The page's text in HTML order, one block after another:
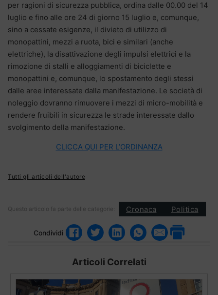
per ragioni di sicurezza pubblica, ordina dalle 00.00 del 14
luglio e fino alle ore 24 di giorno 15 luglio e, comunque,
sino a cessate esigenze, il divieto di utilizzo di
monopattini, mezzi a ruota, bici e similari (anche
elettriche), la disattivazione degli impulsi elettrici e la
rimozione di stalli e alloggiamenti di biciclette e
monopattini e, comunque, lo spostamento degli stessi
dalle aree interessate dalla manifestazione. Le società di
noleggio dovranno rimuovere i mezzi di micro-mobilità e
rendere fruibili in sicurezza le strade interessate dallo
svolgimento della manifestazione.
CLICCA QUI PER L’ORDINANZA
Tutti gli articoli dell'autore
Questo articolo fa parte delle categorie: Cronaca Politica
Condividi
Articoli Correlati